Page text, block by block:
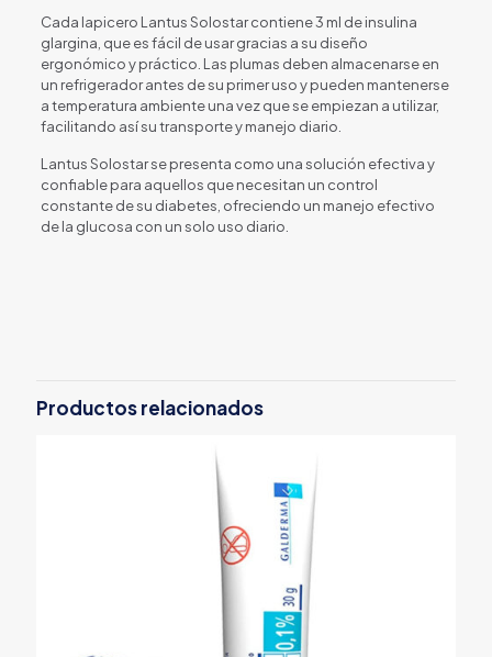
Cada lapicero Lantus Solostar contiene 3 ml de insulina
glargina, que es fácil de usar gracias a su diseño
ergonómico y práctico. Las plumas deben almacenarse en
un refrigerador antes de su primer uso y pueden mantenerse
a temperatura ambiente una vez que se empiezan a utilizar,
facilitando así su transporte y manejo diario.
Lantus Solostar se presenta como una solución efectiva y
confiable para aquellos que necesitan un control
constante de su diabetes, ofreciendo un manejo efectivo
de la glucosa con un solo uso diario.
Productos relacionados